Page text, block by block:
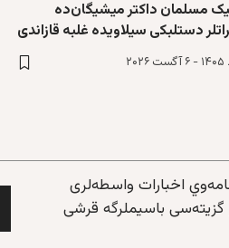
مسلمان داکتر میشیگان‌ده
دستلبکی سیلاویده غلبه‌ قازاندی
اخبارات واسطه‌لری
گزیته‌سی باسیملرگه قرشی